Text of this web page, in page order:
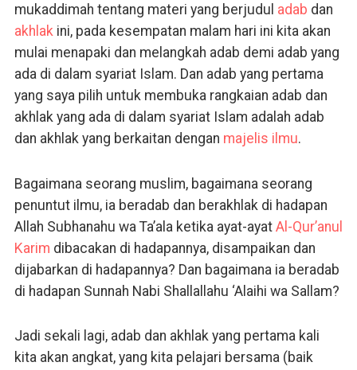
mukaddimah tentang materi yang berjudul adab dan
akhlak ini, pada kesempatan malam hari ini kita akan
mulai menapaki dan melangkah adab demi adab yang
ada di dalam syariat Islam. Dan adab yang pertama
yang saya pilih untuk membuka rangkaian adab dan
akhlak yang ada di dalam syariat Islam adalah adab
dan akhlak yang berkaitan dengan majelis ilmu.
Bagaimana seorang muslim, bagaimana seorang
penuntut ilmu, ia beradab dan berakhlak di hadapan
Allah Subhanahu wa Ta’ala ketika ayat-ayat Al-Qur’anul
Karim dibacakan di hadapannya, disampaikan dan
dijabarkan di hadapannya? Dan bagaimana ia beradab
di hadapan Sunnah Nabi Shallallahu ‘Alaihi wa Sallam?
Jadi sekali lagi, adab dan akhlak yang pertama kali
kita akan angkat, yang kita pelajari bersama (baik